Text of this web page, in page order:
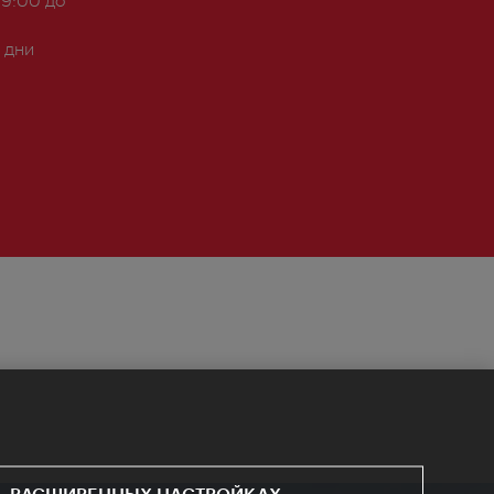
дни